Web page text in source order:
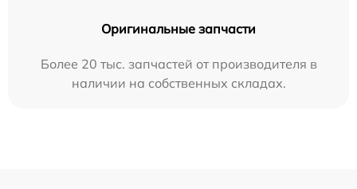
Оригинальные запчасти
Более 20 тыс. запчастей от производителя в
наличии на собственных складах.